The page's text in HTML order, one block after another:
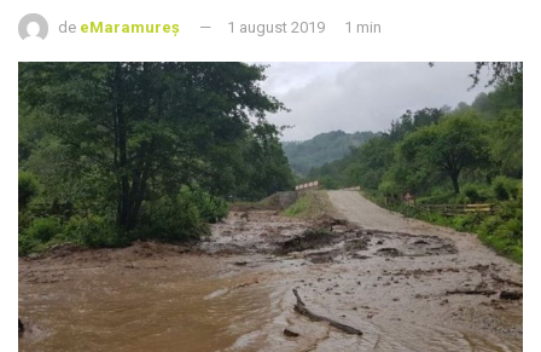
de eMaramureș 1 august 2019 1 min